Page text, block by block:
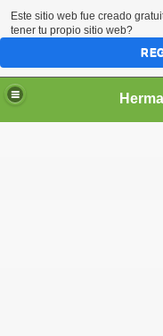
Este sitio web fue creado
tener tu propio sitio web?